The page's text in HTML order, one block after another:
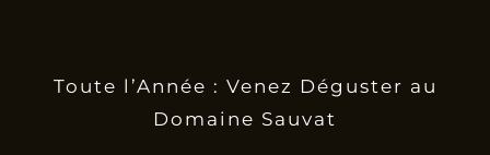
Partenaires
Toute l’Année : Venez Déguster au
Domaine Sauvat